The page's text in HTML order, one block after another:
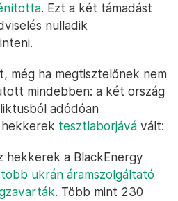
. Ezt a két támadást
nulladik
még ha megtisztelőnek nem
mindebben: a két ország
adódóan
tesztlaborjává vált:
hekkerek a BlackEnergy
több ukrán áramszolgáltató
. Több mint 230